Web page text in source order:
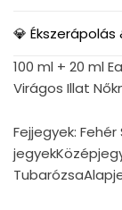
💎
100 ml + 20 ml
Virágos Illat
Fejjegyek: